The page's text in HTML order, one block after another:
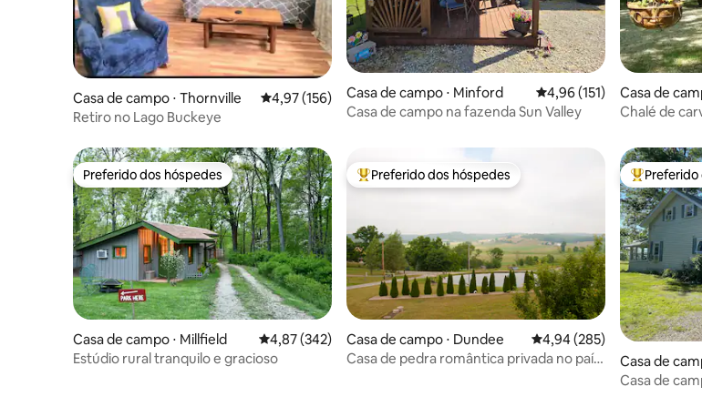
Casa de campo ⋅ Thornville 4,97 de uma avaliação média de 5, 156 avaliações
4,97 (156)
Retiro no Lago Buckeye
Casa de campo ⋅ Minford 4,96 de uma avaliação
4,96 (151)
Casa de campo na fazenda Sun Valley
Casa de
Chalé de
Preferido dos hóspedes
Preferido dos hóspedes
Casa de campo ⋅ Millfield 4,87 de uma avaliação média de 5, 342 avaliações
4,87 (342)
Estúdio rural tranquilo e gracioso
Entre os melhores preferidos dos hóspedes
Preferido dos hóspedes
Casa de campo ⋅ Dundee 4,94 de uma avaliação
4,94 (285)
Casa de pedra romântica privada no país
Entre os
Casa de
Casa de